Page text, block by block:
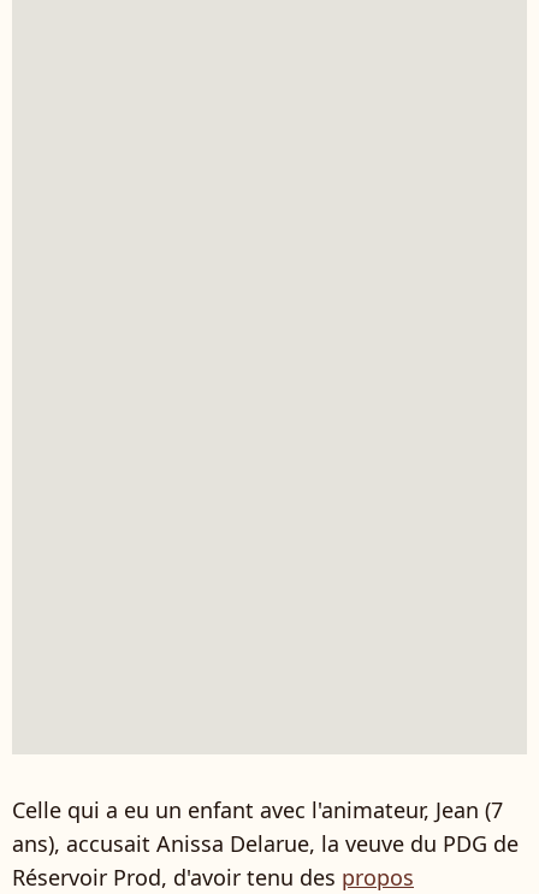
Celle qui a eu un enfant avec l'animateur, Jean (7
ans), accusait Anissa Delarue, la veuve du PDG de
Réservoir Prod, d'avoir tenu des propos